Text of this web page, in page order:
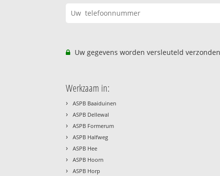
Uw gegevens worden versleuteld
Werkzaam in:
› ASPB Baaiduinen
› ASPB Dellewal
› ASPB Formerum
› ASPB Halfweg
› ASPB Hee
› ASPB Hoorn
› ASPB Horp